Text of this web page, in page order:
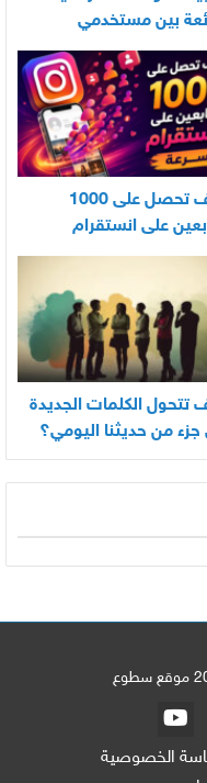
بين مستخدمي
كيف تحصل على 1000
على انستقرام
تتحول الكلمات الجديدة
جزء من حديثنا اليومي؟
الخصوصية